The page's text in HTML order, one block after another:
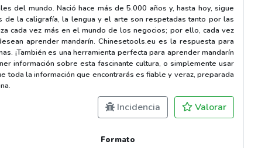
del mundo. Nació hace más de 5.000 años y, hasta hoy, sigue
de la caligrafía, la lengua y el arte son respetadas tanto por las
cada vez más en el mundo de los negocios; por ello, cada vez
aprender mandarín. Chinesetools.eu es la respuesta para
¡También es una herramienta perfecta para aprender mandarín
información sobre esta fascinante cultura, o simplemente usar
toda la información que encontrarás es fiable y veraz, preparada
Incidencia Valorar
Formato